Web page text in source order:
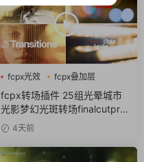
fcpx光效
fcpx叠加层
fcpx图形动画
fcpx转场插件 25组光晕城市
光影梦幻光斑转场finalcutpro
插件4天前